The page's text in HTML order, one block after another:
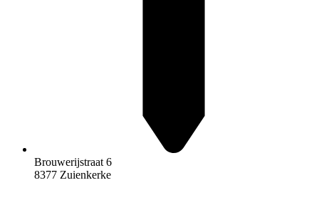
Brouwerijstraat 6
8377 Zuienkerke